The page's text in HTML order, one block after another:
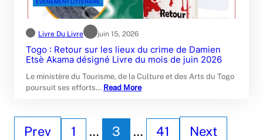
Livre Du Livre juin 15, 2026
Togo : Retour sur les lieux du crime de Damien
Etsè Akama désigné Livre du mois de juin 2026
Le ministère du Tourisme, de la Culture et des Arts du Togo
poursuit ses efforts… Read More
Prev 1 … 3 … 41 Next